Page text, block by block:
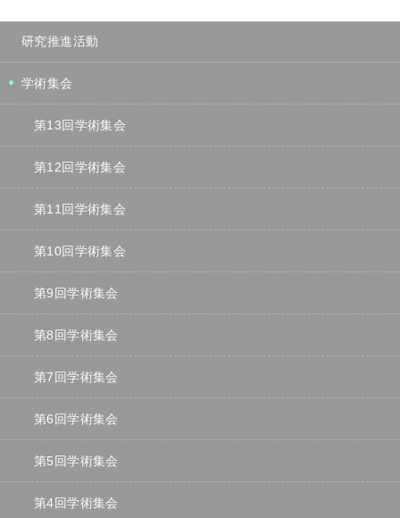
研究推進活動
学術集会
第13回学術集会
第12回学術集会
第11回学術集会
第10回学術集会
第9回学術集会
第8回学術集会
第7回学術集会
第6回学術集会
第5回学術集会
第4回学術集会